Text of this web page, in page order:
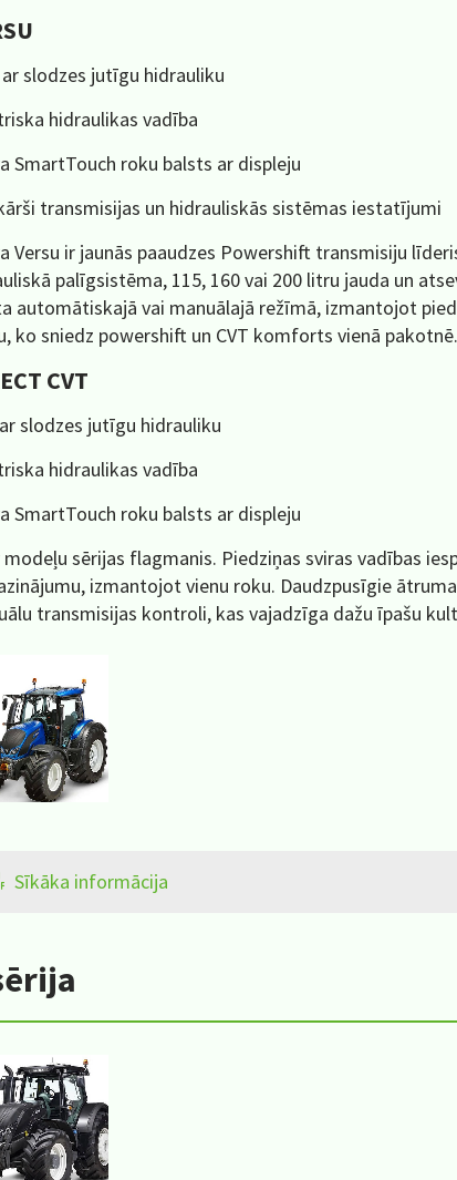
ar slodzes jutīgu hidrauliku
hidraulikas vadība
SmartTouch roku balsts ar displeju
transmisijas un hidrauliskās sistēmas iestatījumi
Versu ir jaunās paaudzes Powershift transmisiju
palīgsistēma, 115, 160 vai 200 litru jauda un
automātiskajā vai manuālajā režīmā, izmantojot
ko sniedz powershift un CVT komforts vienā pakotnē.
CVT
slodzes jutīgu hidrauliku
hidraulikas vadība
SmartTouch roku balsts ar displeju
modeļu sērijas flagmanis. Piedziņas sviras vadības
izmantojot vienu roku. Daudzpusīgie
transmisijas kontroli, kas vajadzīga dažu īpašu
Sīkāka informācija